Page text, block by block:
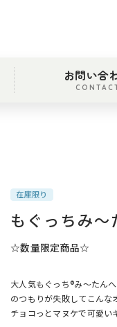
お問い合
在庫限り
もぐっちみ
☆数量限定商品☆
大人気もぐっち®み～たん
のつもりが失敗してこんな
チョコっとマヌケで可愛い